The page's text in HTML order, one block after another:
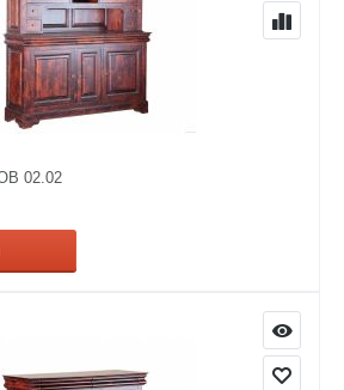
02.02